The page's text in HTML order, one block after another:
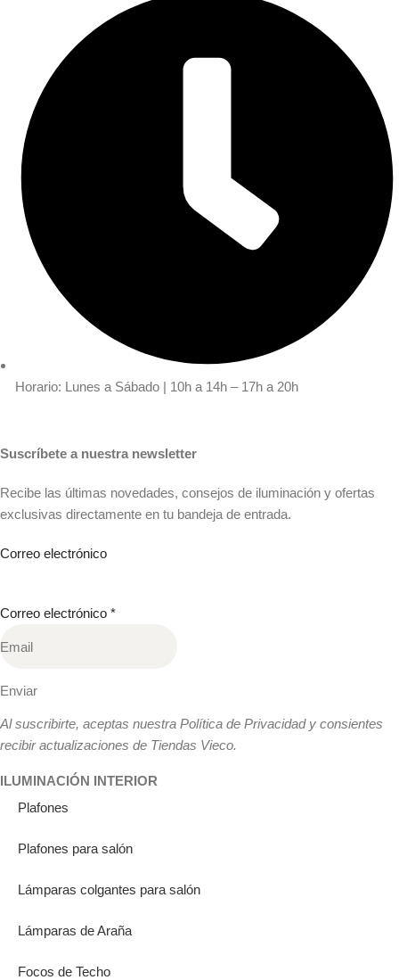
Horario: Lunes a Sábado | 10h a 14h – 17h a 20h
Suscríbete a nuestra newsletter
Recibe las últimas novedades, consejos de iluminación y ofertas
exclusivas directamente en tu bandeja de entrada.
Correo electrónico
Correo electrónico *
Enviar
Al suscribirte, aceptas nuestra Política de Privacidad y consientes
recibir actualizaciones de Tiendas Vieco.
ILUMINACIÓN INTERIOR
Plafones
Plafones para salón
Lámparas colgantes para salón
Lámparas de Araña
Focos de Techo